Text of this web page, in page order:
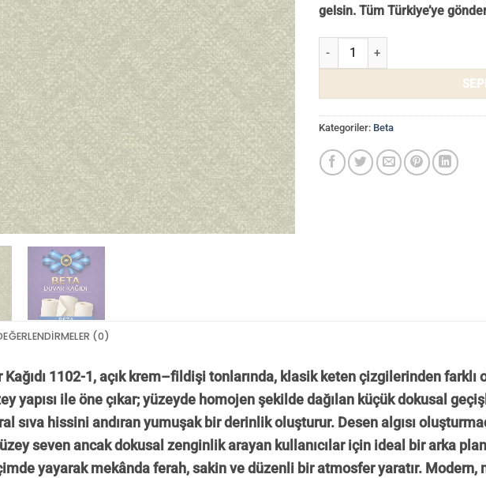
gelsin. Tüm Türkiye’ye
Beta Duvar Kağıdı 1102-1 adet
Kategoriler: Beta
(0)
Kağıdı 1102-1, açık krem–fildişi tonlarında, klasik keten çizgilerinden
yapısı ile öne çıkar; yüzeyde homojen şekilde dağılan küçük dokusal
sıva hissini andıran yumuşak bir derinlik oluşturur. Desen algısı
seven ancak dokusal zenginlik arayan kullanıcılar için ideal bir arka
yayarak mekânda ferah, sakin ve düzenli bir atmosfer yaratır.